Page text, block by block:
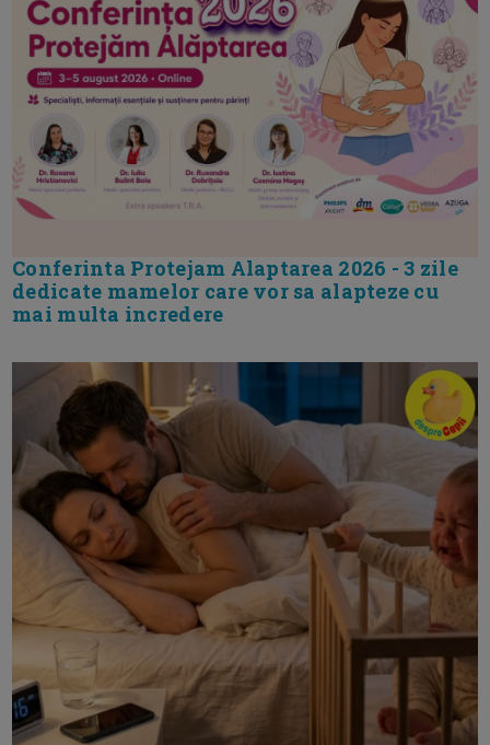
Conferinta Protejam Alaptarea 2026 - 3 zile
dedicate mamelor care vor sa alapteze cu
mai multa incredere